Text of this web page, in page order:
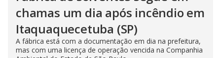
chamas um dia após incêndio em
Itaquaquecetuba (SP)
A fábrica está com a documentação em dia na prefeitura,
mas com uma licença de operação vencida na Companhia